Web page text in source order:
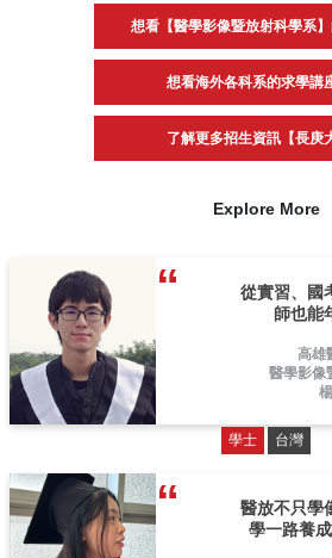
想看【醫學影像暨放射科學系
想看海外各科系的求學講
了解更多招生資訊【長庚
Explore More
從實習、國
師也能
高雄
醫學影像
學士 台灣
醫放不只學
學一路養成